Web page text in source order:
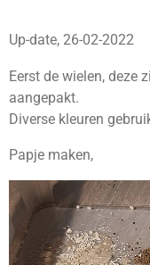
Up-date, 26-02-2022
Eerst de wielen, deze
aangepakt.
Diverse kleuren
Papje maken,